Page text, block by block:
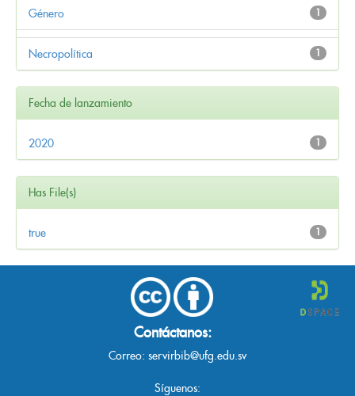
1
Género
1
Necropolítica
Fecha de lanzamiento
1
2020
Has File(s)
1
true
Contáctanos:
Correo: servirbib@ufg.edu.sv
Síguenos: